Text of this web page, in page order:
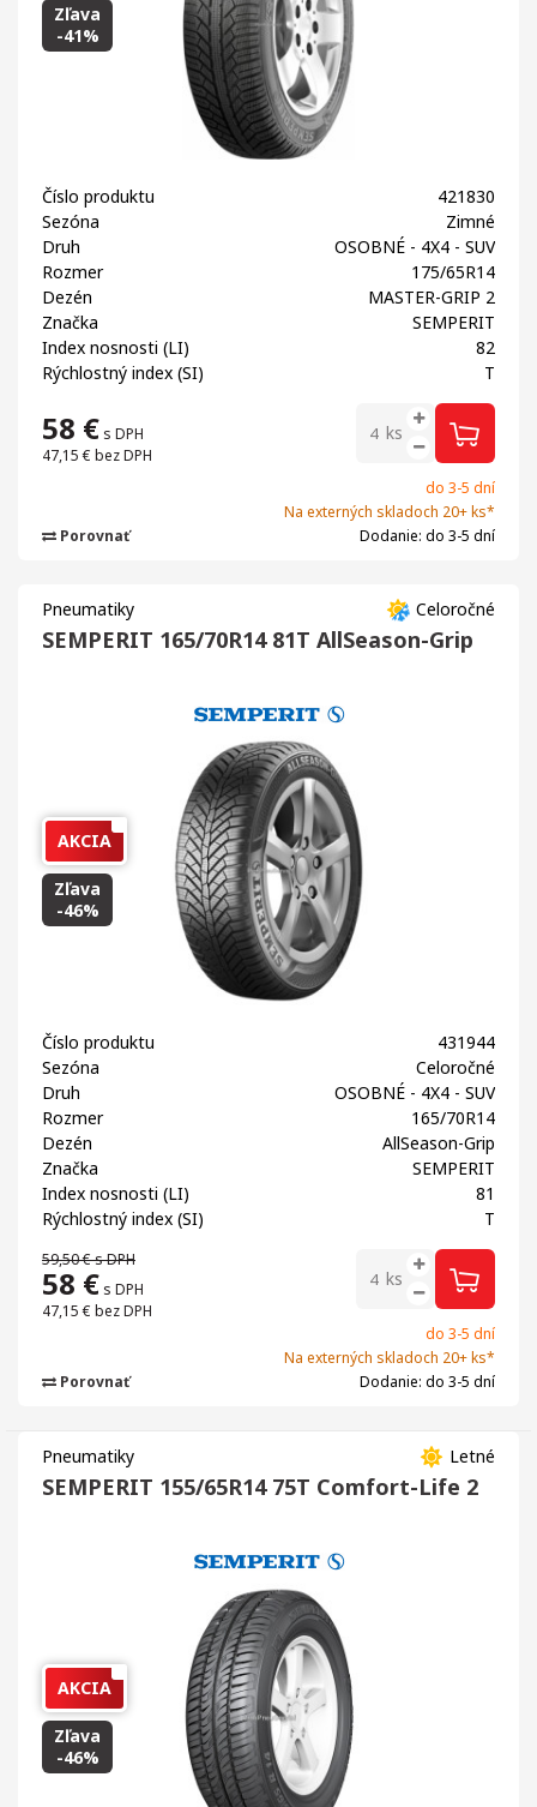
Zľava
-41%
Číslo produktu
421830
Sezóna
Zimné
Druh
OSOBNÉ - 4X4 - SUV
Rozmer
175/65R14
Dezén
MASTER-GRIP 2
Značka
SEMPERIT
Index nosnosti (LI)
82
Rýchlostný index (SI)
T
58 € s DPH
47,15 € bez DPH
ks
do 3-5 dní
Na externých skladoch 20+ ks*
Dodanie: do 3-5 dní
Porovnať
Celoročné
Pneumatiky
SEMPERIT 165/70R14 81T AllSeason-Grip
AKCIA
Zľava
-46%
Číslo produktu
431944
Sezóna
Celoročné
Druh
OSOBNÉ - 4X4 - SUV
Rozmer
165/70R14
Dezén
AllSeason-Grip
Značka
SEMPERIT
Index nosnosti (LI)
81
Rýchlostný index (SI)
T
59,50 €s DPH
58 € s DPH
47,15 € bez DPH
ks
do 3-5 dní
Na externých skladoch 20+ ks*
Dodanie: do 3-5 dní
Porovnať
Letné
Pneumatiky
SEMPERIT 155/65R14 75T Comfort-Life 2
AKCIA
Zľava
-46%